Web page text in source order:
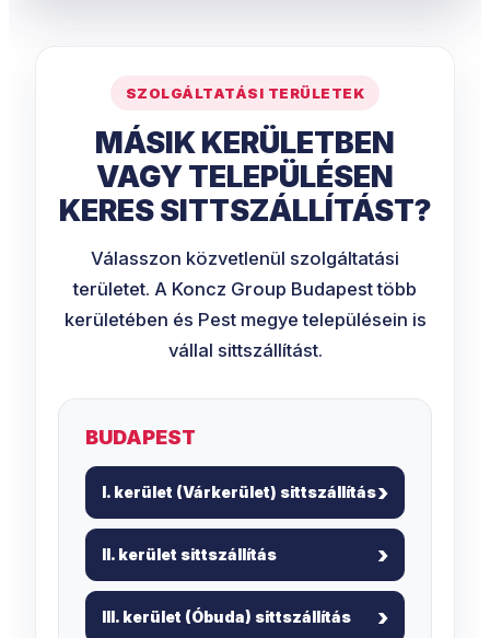
SZOLGÁLTATÁSI TERÜLETEK
MÁSIK KERÜLETBEN
VAGY TELEPÜLÉSEN
KERES SITTSZÁLLÍTÁST?
Válasszon közvetlenül szolgáltatási
területet. A Koncz Group Budapest több
kerületében és Pest megye településein is
vállal sittszállítást.
BUDAPEST
I. kerület (Várkerület) sittszállítás
II. kerület sittszállítás
III. kerület (Óbuda) sittszállítás